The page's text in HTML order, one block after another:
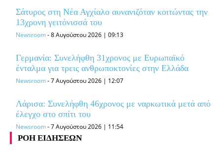
Σάτυρος στη Νέα Αγχίαλο αυνανιζόταν κοιτώντας την
13χρονη γειτόνισσά του
Newsroom-8 Αυγούστου 2026 | 09:13
Γερμανία: Συνελήφθη 31χρονος με Ευρωπαϊκό
ένταλμα για τρεις ανθρωποκτονίες στην Ελλάδα
Newsroom-7 Αυγούστου 2026 | 12:07
Λάρισα: Συνελήφθη 46χρονος με ναρκωτικά μετά από
έλεγχο στο σπίτι του
Newsroom-7 Αυγούστου 2026 | 11:54
ΡΟΗ ΕΙΔΗΣΕΩΝ